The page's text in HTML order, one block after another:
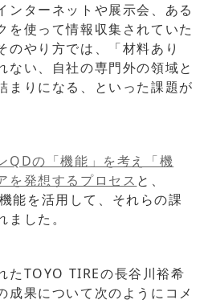
ンターネットや展示会、ある
を使って情報収集されていた
のやり方では、「材料あり
ない、自社の専門外の領域と
まりになる、といった課題が
QDの「機能」を考え「機
を発想するプロセス と、
能を活用して、それらの課
した。
たTOYO TIREの長谷川裕希
成果について次のようにコメ